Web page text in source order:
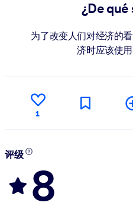
Alimente sus sistemas de IA
estructurados para mejorar
¿De
为了改变人们对经济的
济时应该使用
1
评级
8